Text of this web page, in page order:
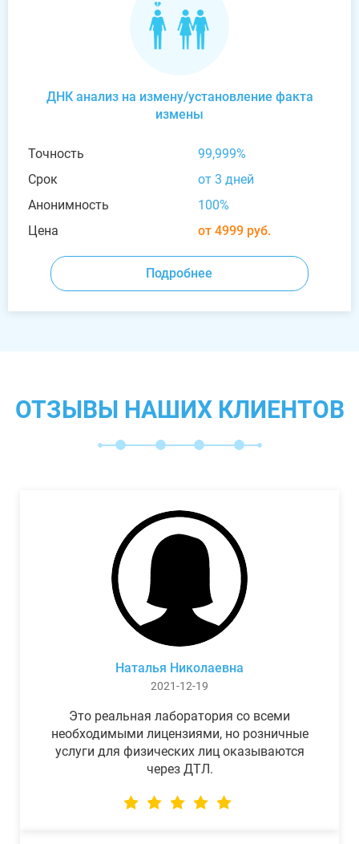
ДНК анализ на измену/установление факта
измены
Точность
99,999%
Срок
от 3 дней
Анонимность
100%
Цена
от 4999 руб.
Подробнее
ОТЗЫВЫ НАШИХ КЛИЕНТОВ
Наталья Николаевна
2021-12-19
Это реальная лаборатория со всеми
необходимыми лицензиями, но розничные
услуги для физических лиц оказываются
через ДТЛ.